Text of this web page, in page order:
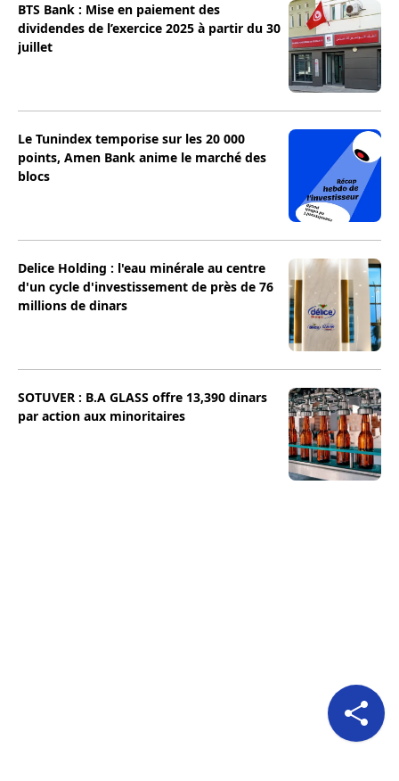
BTS Bank : Mise en paiement des
dividendes de l’exercice 2025 à partir du 30
juillet
Le Tunindex temporise sur les 20 000
points, Amen Bank anime le marché des
blocs
Delice Holding : l'eau minérale au centre
d'un cycle d'investissement de près de 76
millions de dinars
SOTUVER : B.A GLASS offre 13,390 dinars
par action aux minoritaires